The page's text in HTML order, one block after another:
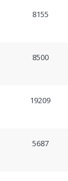
8155
8500
19209
5687